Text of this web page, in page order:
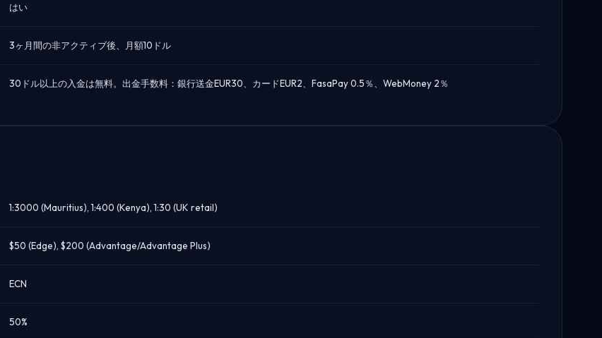
はい
3ヶ月間の非アクティブ後、月額10ドル
30ドル以上の入金は無料。出金手数料：銀行送金EUR30、カードEUR2、FasaPay 0.5％、WebMoney 2％
1:3000 (Mauritius), 1:400 (Kenya), 1:30 (UK retail)
$50 (Edge), $200 (Advantage/Advantage Plus)
ECN
50%